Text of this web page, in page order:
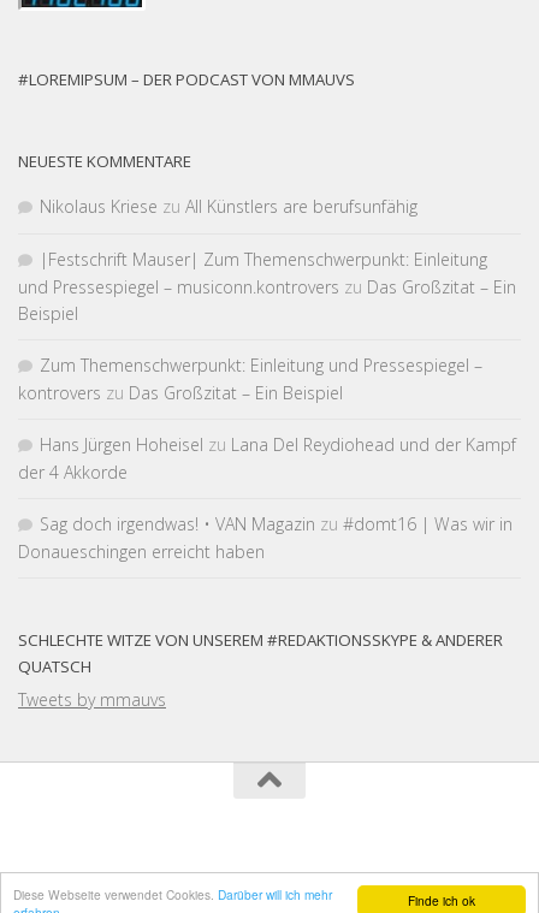
Finde ich ok
Diese Webseite verwendet Cookies. Darüber will ich mehr
#LOREMIPSUM – DER PODCAST VON MMAUVS
NEUESTE KOMMENTARE
Nikolaus Kriese zu All Künstlers are berufsunfähig
|Fest­schrift Mauser| Zum Themen­schwer­punkt: Einleitung
und Pressespiegel – musiconn.kontrovers zu Das Großzitat – Ein
Beispiel
Zum Themen­schwer­punkt: Einleitung und Pressespiegel –
kontrovers zu Das Großzitat – Ein Beispiel
Hans Jürgen Hoheisel zu Lana Del Reydiohead und der Kampf
der 4 Akkorde
Sag doch irgendwas! • VAN Magazin zu #domt16 | Was wir in
Donaueschingen erreicht haben
SCHLECHTE WITZE VON UNSEREM #REDAKTIONSSKYPE & ANDERER
QUATSCH
Tweets by mmauvs